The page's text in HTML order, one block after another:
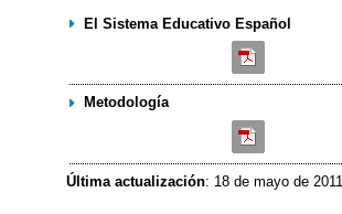
El Sistema Educativo Español
Metodología
Última actualización: 18 de mayo de 2011